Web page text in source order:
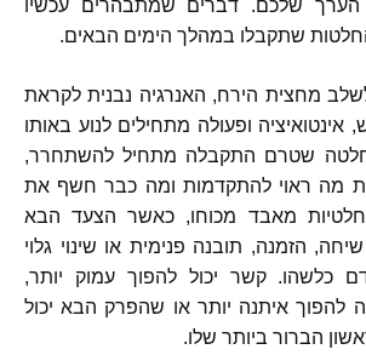
שלכם. דברים שמתבהרים עכשיו
שתקבלו במהלך הימים הבאים.
מחצית הירח, האנרגיה נבנית לקראת
, אינטואיציה ופעולה מתחילים לנוע באותו
שטרם התקבלה מתחיל להשתחרר,
מה ראוי להתקדמות ומה כבר חשף את
מאבד מכוחו, כאשר הצעד הבא
, הזמנה, תובנה פנימית או שינוי גלוי
כלשהו. קשר יכול להפוך עמוק יותר,
להפוך איתנה יותר או שהפרק הבא יכול
הברור ביותר שלו.